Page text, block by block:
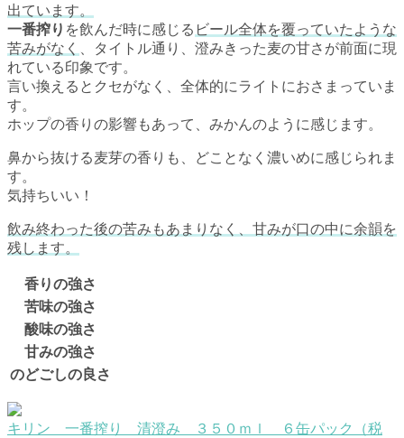
出ています。
一番搾り を飲んだ時に感じる ビール全体を覆っていたような
苦みがなく
、タイトル通り、澄みきった麦の甘さが前面に現
れている印象です。
言い換えるとクセがなく、全体的にライトにおさまっていま
す。
ホップの香りの影響もあって、みかんのように感じます。
鼻から抜ける麦芽の香りも、どことなく濃いめに感じられま
す。
気持ちいい！
飲み終わった後の苦みもあまりなく、甘みが口の中に余韻を
残します。
香りの強さ
苦味の強さ
酸味の強さ
甘みの強さ
のどごしの良さ
キリン 一番搾り 清澄み ３５０ｍｌ ６缶パック（税